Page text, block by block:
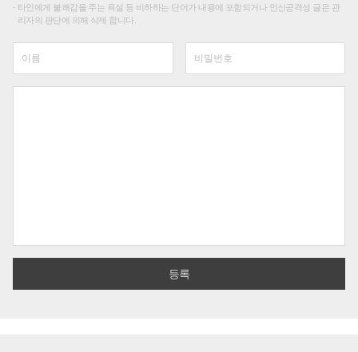
타인에게 불쾌감을 주는 욕설 등 비하하는 단어가 내용에 포함되거나 인신공격성 글은 관
리자의 판단에 의해 삭제 합니다.